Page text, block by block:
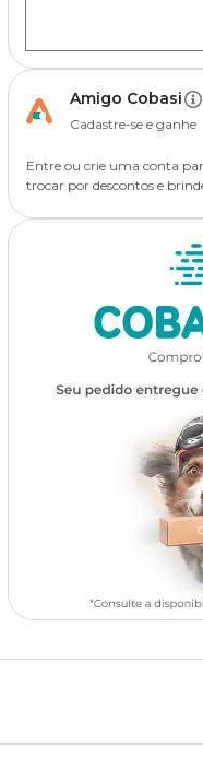
Amigo Cobasi
Cadastre-se e ganhe
Entre ou crie uma conta
trocar por descontos e